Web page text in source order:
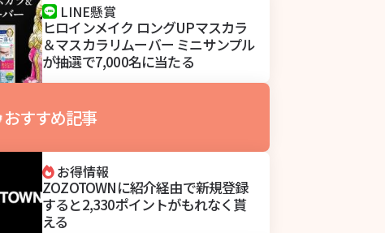
LINE懸賞
ヒロインメイク ロングUPマスカラ
＆マスカラリムーバー ミニサンプル
が抽選で7,000名に当たる
おすすめ記事
お得情報
ZOZOTOWNに紹介経由で新規登録
すると2,330ポイントがもれなく貰
える